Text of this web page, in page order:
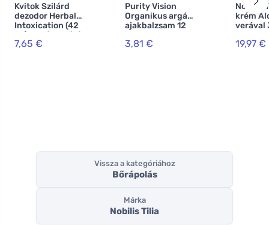
Kvitok Szilárd
dezodor Herbal
Intoxication (42
ml) - akár 24 órán
át is hatásos.
7,65 €
Purity Vision
Organikus argán
ajakbalzsam 12
3,81 €
Nobilis
krém
verával
19,97 €
Vissza a kategóriához
Bőrápolás
Márka
Nobilis Tilia